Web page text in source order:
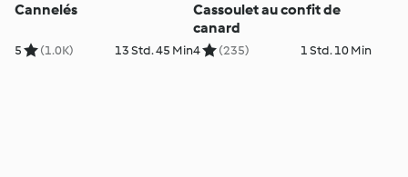
Cannelés
5 (1.0K) 13 Std. 45 Min
Cassoulet au confit de
canard
4 (235) 1 Std. 10 Min